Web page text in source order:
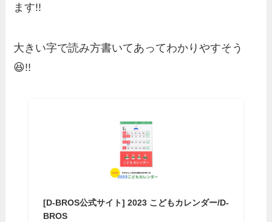
ます!!
大きい字で読み方書いてあってわかりやすそう
😆!!
[D-BROS公式サイト] 2023 こどもカレンダー/D-
BROS